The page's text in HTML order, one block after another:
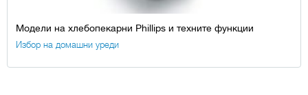
Модели на хлебопекарни Phillips и техните функции
Избор на домашни уреди